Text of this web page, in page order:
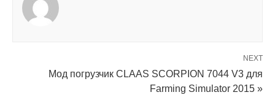
NEXT
Мод погрузчик CLAAS SCORPION 7044 V3 для
Farming Simulator 2015 »